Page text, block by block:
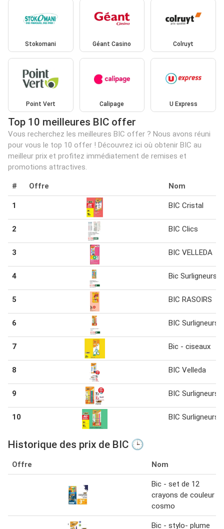
Stokomani Géant Casino Colruyt
Point Vert Calipage U Express
Top 10 meilleures BIC offer
Vous recherchez les meilleures BIC offer ? Nous avons réuni
pour vous le top 10 offer ! Découvrez ici où obtenir BIC au
meilleur prix et profitez immédiatement de remises et
promotions attractives.
# Offre Nom
1 BIC Cristal
2 BIC Clics
3 BIC VELLEDA
4 Bic Surligneurs
5 BIC RASOIRS
6 BIC Surligneurs
7 Bic - ciseaux
8 BIC Velleda
9 BIC Surligneurs
10 BIC Surligneurs
Historique des prix de BIC 🕒
Offre Nom
Bic - set de 12
crayons de couleur
cosmo
Bic - stylo- plume